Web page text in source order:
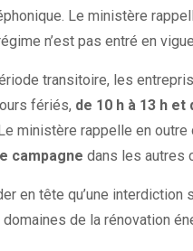
Le ministère
n’est pas entré en
transitoire, les
fériés, de 10 h à 13 h et
ministère rappelle en
campagne dans les autres
en tête qu’une
de la rénovation